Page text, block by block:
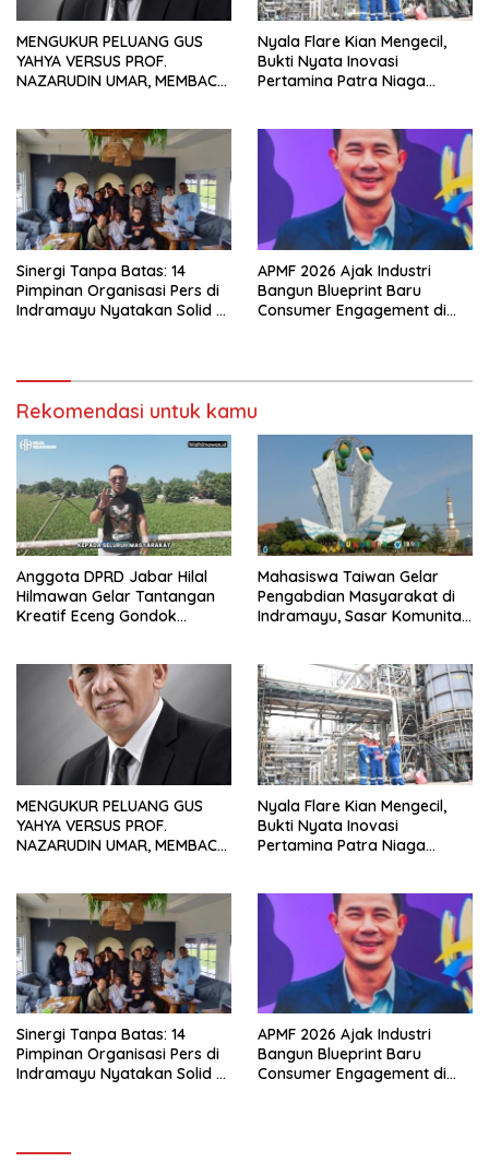
MENGUKUR PELUANG GUS
YAHYA VERSUS PROF.
NAZARUDIN UMAR, MEMBACA
Nyala Flare Kian Mengecil,
Bukti Nyata Inovasi
Pertamina Patra Niaga
Sinergi Tanpa Batas: 14
Pimpinan Organisasi Pers di
Indramayu Nyatakan Solid di
APMF 2026 Ajak Industri
Bangun Blueprint Baru
Consumer Engagement di
Rekomendasi untuk kamu
Anggota DPRD Jabar Hilal
Hilmawan Gelar Tantangan
Kreatif Eceng Gondok
Mahasiswa Taiwan Gelar
Pengabdian Masyarakat di
Indramayu, Sasar Komunitas
MENGUKUR PELUANG GUS
YAHYA VERSUS PROF.
NAZARUDIN UMAR, MEMBACA
Nyala Flare Kian Mengecil,
Bukti Nyata Inovasi
Pertamina Patra Niaga
Sinergi Tanpa Batas: 14
Pimpinan Organisasi Pers di
Indramayu Nyatakan Solid di
APMF 2026 Ajak Industri
Bangun Blueprint Baru
Consumer Engagement di